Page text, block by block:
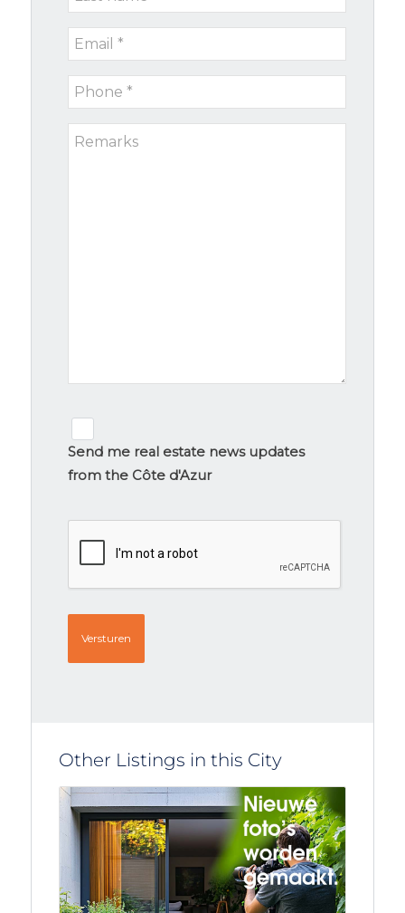
name
Email
*
Phone
*
Remarks
signup
Send me real estate news updates
from the Côte d'Azur
Other Listings in this City